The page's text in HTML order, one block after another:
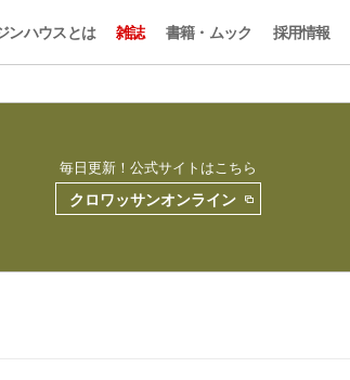
ンハウスとは 雑誌 書籍・ムック 採用情報
毎日更新！公式サイトはこちら
クロワッサンオンライン